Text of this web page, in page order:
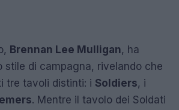
Brennan Lee Mulligan, ha
stile di campagna, rivelando che
tre tavoli distinti: i Soldiers, i
. Mentre il tavolo dei Soldati